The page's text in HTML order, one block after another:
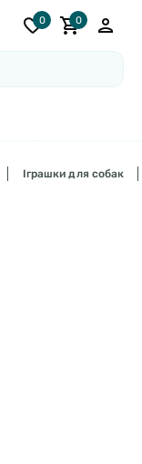
0 0
Іграшки для собак